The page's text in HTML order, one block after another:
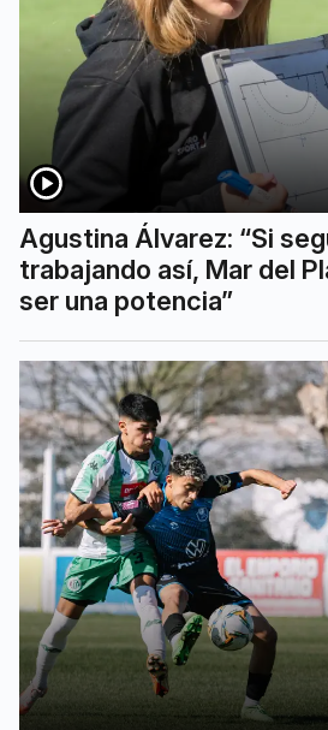
Agustina Álvarez: “Si
trabajando así, Mar del
ser una potencia”